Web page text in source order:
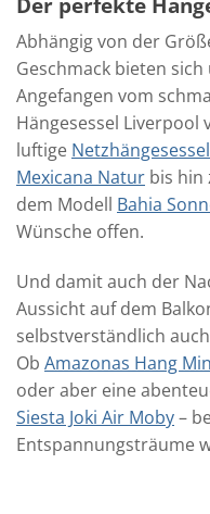
Abhängig von der
Geschmack bieten
Angefangen vom
Hängesessel
luftige Netzhängesessel
Mexicana Natur bis hin
dem Modell Bahia
Wünsche offen.
Und damit auch der
Aussicht auf dem
selbstverständlich
Ob Amazonas Hang
oder aber eine
Siesta Joki Air Moby–
Entspannungsträume